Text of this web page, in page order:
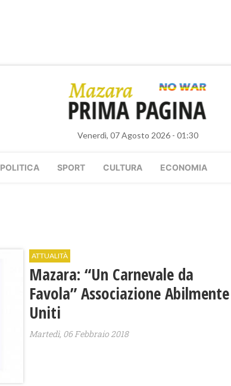
Venerdì, 07 Agosto 2026 - 01:30
POLITICA SPORT CULTURA ECONOMIA
ATTUALITÀ
Mazara: “Un Carnevale da
Favola” Associazione Abilmente
Uniti
Martedì, 06 Febbraio 2018